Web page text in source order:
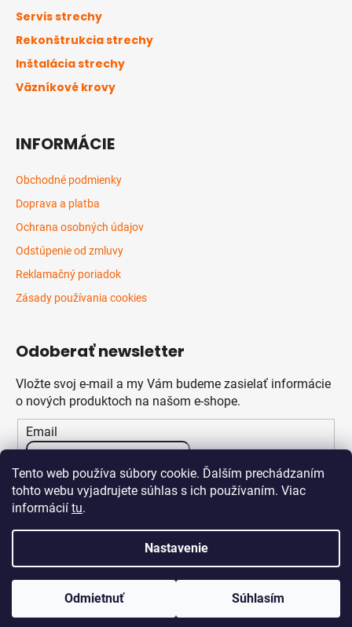
Tento web používa súbory cookie. Ďalším prechádzaním
tohto webu vyjadrujete súhlas s ich používaním. Viac
informácií tu.
Nastavenie
Odmietnuť Súhlasím
Servis strechy
Rekonštrukcia strechy
Inštalácia strechy
Väzníkové krovy
INFORMÁCIE
Obchodné podmienky
Doprava a platba
Ochrana osobných údajov
Odstúpenie od zmluvy
Reklamačný poriadok
Zásady používania cookies
Odoberať newsletter
Vložte svoj e-mail a my Vám budeme zasielať informácie
o nových produktoch na našom e-shope.
Email
Vložením e-mailu súhlasíte spodmienkami ochrany
osobných údajov
PRIHLÁSIŤ SA
Copyright 2026Klikstav.sk. Všetky práva vyhradené.